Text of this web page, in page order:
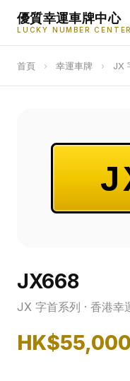
優質幸運車牌中心
LUCKY NUMBER
首頁 › 幸運車牌 › JX
JX668
JX 字首系列 · 香港幸
HK$55,000